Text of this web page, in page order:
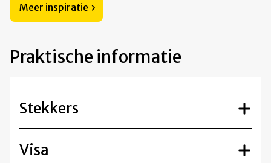
Meer inspiratie
Praktische informatie
Stekkers
Visa